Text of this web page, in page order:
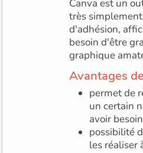
Canva est un
très
d'adhésion,
besoin d'être
graphique
Avantages
permet de
un certain
avoir
possibilité
les réaliser